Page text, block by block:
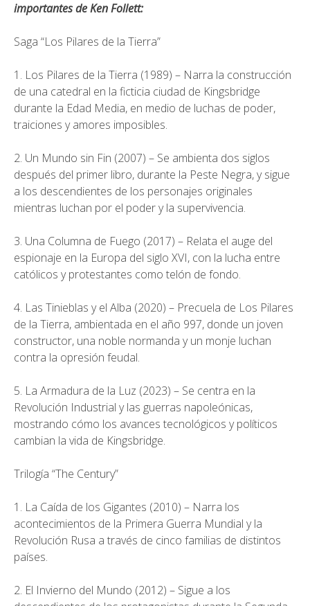
importantes de Ken Follett:
Saga “Los Pilares de la Tierra”
1. Los Pilares de la Tierra (1989) – Narra la construcción
de una catedral en la ficticia ciudad de Kingsbridge
durante la Edad Media, en medio de luchas de poder,
traiciones y amores imposibles.
2. Un Mundo sin Fin (2007) – Se ambienta dos siglos
después del primer libro, durante la Peste Negra, y sigue
a los descendientes de los personajes originales
mientras luchan por el poder y la supervivencia.
3. Una Columna de Fuego (2017) – Relata el auge del
espionaje en la Europa del siglo XVI, con la lucha entre
católicos y protestantes como telón de fondo.
4. Las Tinieblas y el Alba (2020) – Precuela de Los Pilares
de la Tierra, ambientada en el año 997, donde un joven
constructor, una noble normanda y un monje luchan
contra la opresión feudal.
5. La Armadura de la Luz (2023) – Se centra en la
Revolución Industrial y las guerras napoleónicas,
mostrando cómo los avances tecnológicos y políticos
cambian la vida de Kingsbridge.
Trilogía “The Century”
1. La Caída de los Gigantes (2010) – Narra los
acontecimientos de la Primera Guerra Mundial y la
Revolución Rusa a través de cinco familias de distintos
países.
2. El Invierno del Mundo (2012) – Sigue a los